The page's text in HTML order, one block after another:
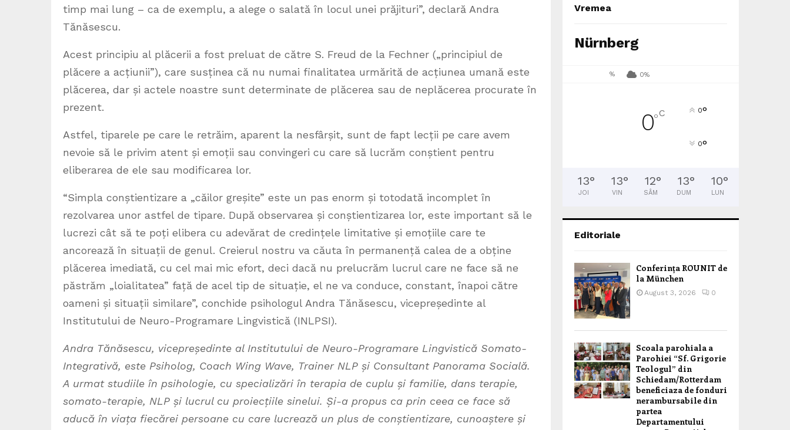
timp mai lung – ca de exemplu, a alege o salată în locul unei prăjituri”, declară Andra
Tănăsescu.
Acest principiu al plăcerii a fost preluat de către S. Freud de la Fechner („principiul de
plăcere a acțiunii”), care susținea că nu numai finalitatea urmărită de acțiunea umană este
plăcerea, dar și actele noastre sunt determinate de plăcerea sau de neplăcerea procurate în
prezent.
Astfel, tiparele pe care le retrăim, aparent la nesfârșit, sunt de fapt lecții pe care avem
nevoie să le privim atent și emoții sau convingeri cu care să lucrăm conștient pentru
eliberarea de ele sau modificarea lor.
“Simpla conștientizare a „căilor greșite” este un pas enorm și totodată incomplet în
rezolvarea unor astfel de tipare. După observarea și conștientizarea lor, este important să le
lucrezi cât să te poți elibera cu adevărat de credințele limitative și emoțiile care te
ancorează în situații de genul. Creierul nostru va căuta în permanență calea de a obține
plăcerea imediată, cu cel mai mic efort, deci dacă nu prelucrăm lucrul care ne face să ne
păstrăm „loialitatea” față de acel tip de situație, el ne va conduce, constant, înapoi către
oameni și situații similare”, conchide psihologul Andra Tănăsescu, vicepreședinte al
Institutului de Neuro-Programare Lingvistică (INLPSI).
Andra Tănăsescu, vicepreședinte al Institutului de Neuro-Programare Lingvistică Somato-
Integrativă, este Psiholog, Coach Wing Wave, Trainer NLP și Consultant Panorama Socială.
A urmat studiile în psihologie, cu specializări în terapia de cuplu și familie, dans terapie,
somato-terapie, NLP și lucrul cu proiecțiile sinelui. Și-a propus ca prin ceea ce face să
aducă în viața fiecărei persoane cu care lucrează un plus de conștientizare, cunoaștere și
Vremea
Nürnberg
% 0%
0°C 0°
0°
13°
JOI
13°
VIN
12°
SÂM
13°
DUM
10°
LUN
Editoriale
Conferința ROUNIT de
la München
August 3, 2026 0
Scoala parohiala a
Parohiei “Sf. Grigorie
Teologul” din
Schiedam/Rotterdam
beneficiaza de fonduri
nerambursabile din
partea
Departamentului